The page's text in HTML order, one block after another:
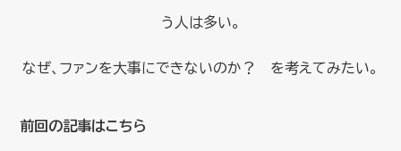
う人は多い。
なぜ、ファンを大事にできないのか？ を考えてみたい。
前回の記事はこちら